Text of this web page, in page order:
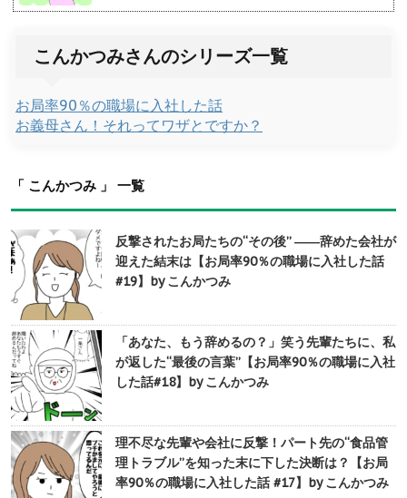
こんかつみさんのシリーズ一覧
お局率90％の職場に入社した話
お義母さん！それってワザとですか？
「 こんかつみ 」 一覧
反撃されたお局たちの“その後” ――辞めた会社が
迎えた結末は【お局率90％の職場に入社した話
#19】by こんかつみ
「あなた、もう辞めるの？」笑う先輩たちに、私
が返した“最後の言葉”【お局率90％の職場に入社
した話#18】by こんかつみ
理不尽な先輩や会社に反撃！パート先の“食品管
理トラブル”を知った末に下した決断は？【お局
率90％の職場に入社した話 #17】by こんかつみ